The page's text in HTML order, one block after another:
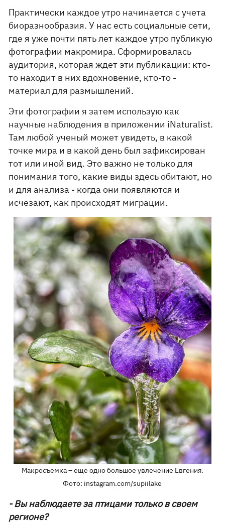
Практически каждое утро начинается с учета
биоразнообразия. У нас есть социальные сети,
где я уже почти пять лет каждое утро публикую
фотографии макромира. Сформировалась
аудитория, которая ждет эти публикации: кто-
то находит в них вдохновение, кто-то -
материал для размышлений.
Эти фотографии я затем использую как
научные наблюдения в приложении iNaturalist.
Там любой ученый может увидеть, в какой
точке мира и в какой день был зафиксирован
тот или иной вид. Это важно не только для
понимания того, какие виды здесь обитают, но
и для анализа - когда они появляются и
исчезают, как происходят миграции.
Макросъемка – еще одно большое увлечение Евгения.
Фото: instagram.com/supiilake
- Вы наблюдаете за птицами только в своем
регионе?